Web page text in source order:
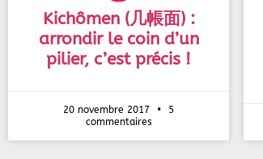
Kichômen (几帳面) :
arrondir le coin d’un
pilier, c’est précis !
20 novembre 2017
5
commentaires